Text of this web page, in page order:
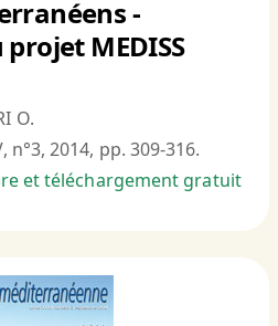
-
projet MEDISS
O.
n°3, 2014, pp. 309-316.
et téléchargement gratuit